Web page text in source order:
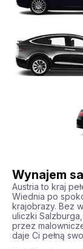
Wynajem
Austria to kraj
Wiednia po
krajobrazy. Bez
uliczki
przez
daje Ci pełną